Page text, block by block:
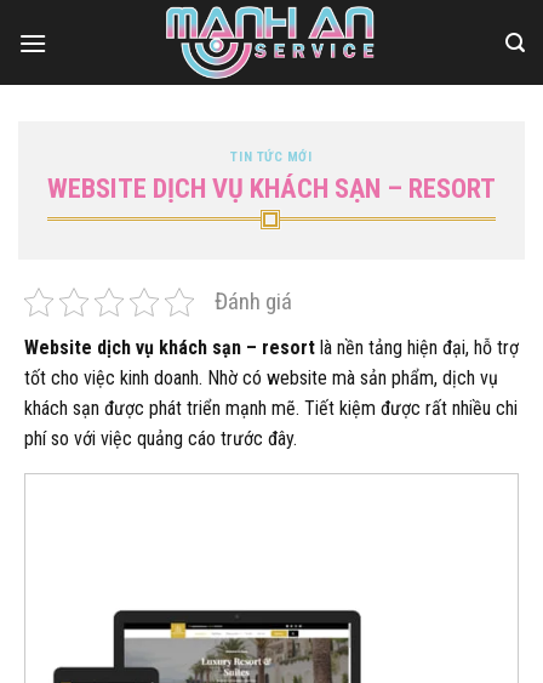
qua
TIN TỨC MỚI
WEBSITE DỊCH VỤ KHÁCH SẠN – RESORT
Đánh giá
Website dịch vụ khách sạn – resort là nền tảng hiện đại, hỗ trợ
tốt cho việc kinh doanh. Nhờ có website mà sản phẩm, dịch vụ
khách sạn được phát triển mạnh mẽ. Tiết kiệm được rất nhiều chi
phí so với việc quảng cáo trước đây.